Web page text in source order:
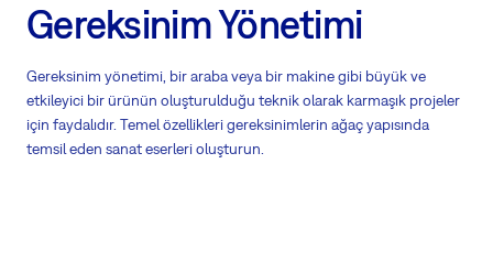
Gereksinim Yönetimi
Gereksinim yönetimi, bir araba veya bir makine gibi büyük ve
etkileyici bir ürünün oluşturulduğu teknik olarak karmaşık projeler
için faydalıdır. Temel özellikleri gereksinimlerin ağaç yapısında
temsil eden sanat eserleri oluşturun.